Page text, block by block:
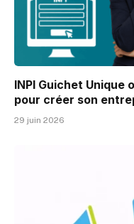
INPI Guichet Unique
pour créer son
29 juin 2026